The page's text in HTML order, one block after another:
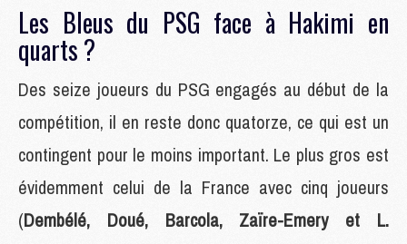
Les Bleus du PSG face à Hakimi en
quarts ?
Des seize joueurs du PSG engagés au début de la
compétition, il en reste donc quatorze, ce qui est un
contingent pour le moins important. Le plus gros est
évidemment celui de la France avec cinq joueurs
(Dembélé, Doué, Barcola, Zaïre-Emery et L.